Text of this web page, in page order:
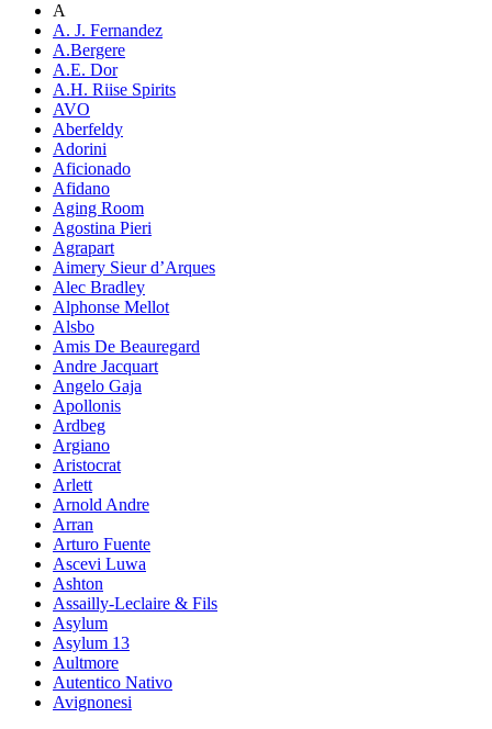
A
A. J. Fernandez
A.Bergere
A.E. Dor
A.H. Riise Spirits
AVO
Aberfeldy
Adorini
Aficionado
Afidano
Aging Room
Agostina Pieri
Agrapart
Aimery Sieur d’Arques
Alec Bradley
Alphonse Mellot
Alsbo
Amis De Beauregard
Andre Jacquart
Angelo Gaja
Apollonis
Ardbeg
Argiano
Aristocrat
Arlett
Arnold Andre
Arran
Arturo Fuente
Ascevi Luwa
Ashton
Assailly-Leclaire & Fils
Asylum
Asylum 13
Aultmore
Autentico Nativo
Avignonesi